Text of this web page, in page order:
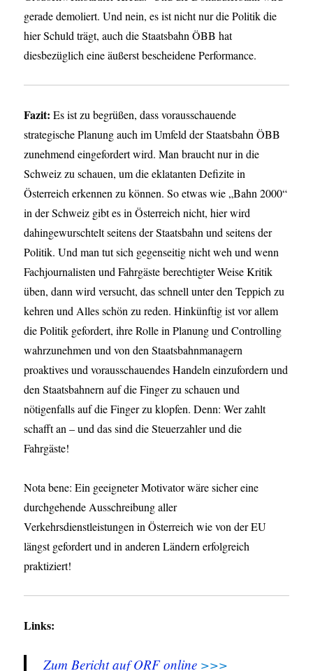
gerade demoliert. Und nein, es ist nicht nur die Politik die
hier Schuld trägt, auch die Staatsbahn ÖBB hat
diesbezüglich eine äußerst bescheidene Performance.
Fazit: Es ist zu begrüßen, dass vorausschauende
strategische Planung auch im Umfeld der Staatsbahn ÖBB
zunehmend eingefordert wird. Man braucht nur in die
Schweiz zu schauen, um die eklatanten Defizite in
Österreich erkennen zu können. So etwas wie „Bahn 2000“
in der Schweiz gibt es in Österreich nicht, hier wird
dahingewurschtelt seitens der Staatsbahn und seitens der
Politik. Und man tut sich gegenseitig nicht weh und wenn
Fachjournalisten und Fahrgäste berechtigter Weise Kritik
üben, dann wird versucht, das schnell unter den Teppich zu
kehren und Alles schön zu reden. Hinkünftig ist vor allem
die Politik gefordert, ihre Rolle in Planung und Controlling
wahrzunehmen und von den Staatsbahnmanagern
proaktives und vorausschauendes Handeln einzufordern und
den Staatsbahnern auf die Finger zu schauen und
nötigenfalls auf die Finger zu klopfen. Denn: Wer zahlt
schafft an – und das sind die Steuerzahler und die
Fahrgäste!
Nota bene: Ein geeigneter Motivator wäre sicher eine
durchgehende Ausschreibung aller
Verkehrsdienstleistungen in Österreich wie von der EU
längst gefordert und in anderen Ländern erfolgreich
praktiziert!
Links:
Zum Bericht auf ORF online >>>